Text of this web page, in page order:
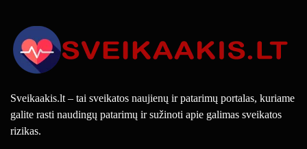
Sveikaakis.lt – tai sveikatos naujienų ir patarimų portalas, kuriame
galite rasti naudingų patarimų ir sužinoti apie galimas sveikatos
rizikas.